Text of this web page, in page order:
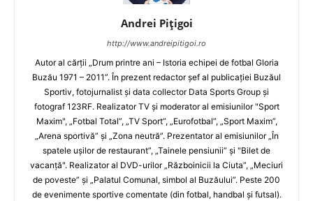
Andrei Pițigoi
http://www.andreipitigoi.ro
Autor al cărţii „Drum printre ani – Istoria echipei de fotbal Gloria
Buzău 1971 – 2011”. În prezent redactor şef al publicaţiei Buzăul
Sportiv, fotojurnalist şi data collector Data Sports Group şi
fotograf 123RF. Realizator TV şi moderator al emisiunilor "Sport
Maxim", „Fotbal Total”, „TV Sport”, „Eurofotbal”, „Sport Maxim”,
„Arena sportivă” şi „Zona neutră”. Prezentator al emisiunilor „În
spatele uşilor de restaurant”, „Tainele pensiunii” şi "Bilet de
vacanţă". Realizator al DVD-urilor „Războinicii la Ciuta”, „Meciuri
de poveste” şi „Palatul Comunal, simbol al Buzăului”. Peste 200
de evenimente sportive comentate (din fotbal, handbal şi futsal).